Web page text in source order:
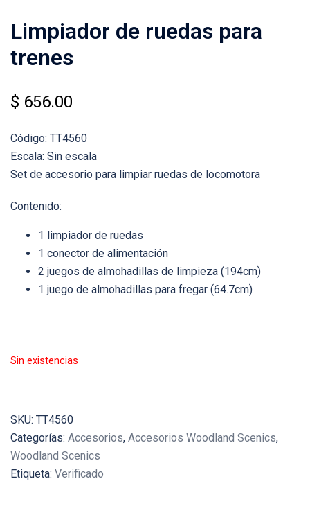
Limpiador de ruedas para
trenes
$ 656.00
Código: TT4560
Escala: Sin escala
Set de accesorio para limpiar ruedas de locomotora
Contenido:
1 limpiador de ruedas
1 conector de alimentación
2 juegos de almohadillas de limpieza (194cm)
1 juego de almohadillas para fregar (64.7cm)
Sin existencias
SKU: TT4560
Categorías: Accesorios, Accesorios Woodland Scenics,
Woodland Scenics
Etiqueta: Verificado